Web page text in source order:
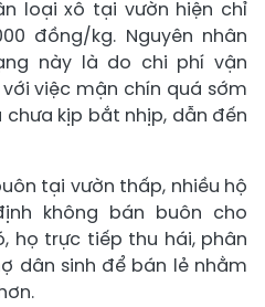
loại xô tại vườn hiện chỉ
đồng/kg. Nguyên nhân
này là do chi phí vận
việc mận chín quá sớm
kịp bắt nhịp, dẫn đến
tại vườn thấp, nhiều hộ
không bán buôn cho
họ trực tiếp thu hái, phân
dân sinh để bán lẻ nhằm